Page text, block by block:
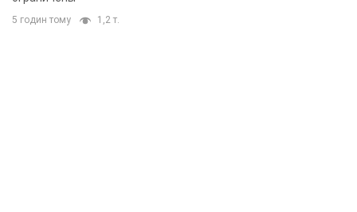
5 годин тому 1,2 т.